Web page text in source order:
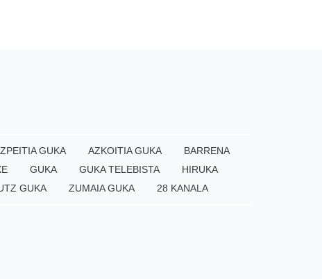
GUKA AZKOITIA GUKA
BARRENA
GUKA GUKA TELEBISTA
HIRUKA
GUKA ZUMAIA GUKA 28 KANALA